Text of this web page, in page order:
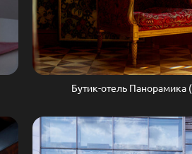
Бутик-отель Панорамика